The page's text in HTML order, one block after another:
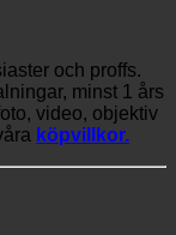
och proffs.
minst 1 års
video, objektiv
köpvillkor.